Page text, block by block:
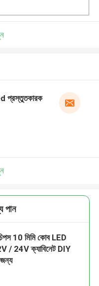
পান
10 মিমি কোব LED
/ 24V ক্যাবিনেট DIY